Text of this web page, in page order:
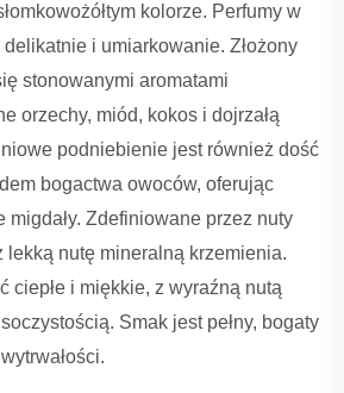
kolorze. Perfumy w
i umiarkowanie. Złożony
stonowanymi aromatami
orzechy, miód, kokos i dojrzałą
podniebienie jest również dość
bogactwa owoców, oferując
migdały. Zdefiniowane przez nuty
lekką nutę mineralną krzemienia.
ciepłe i miękkie, z wyraźną nutą
Smak jest pełny, bogaty